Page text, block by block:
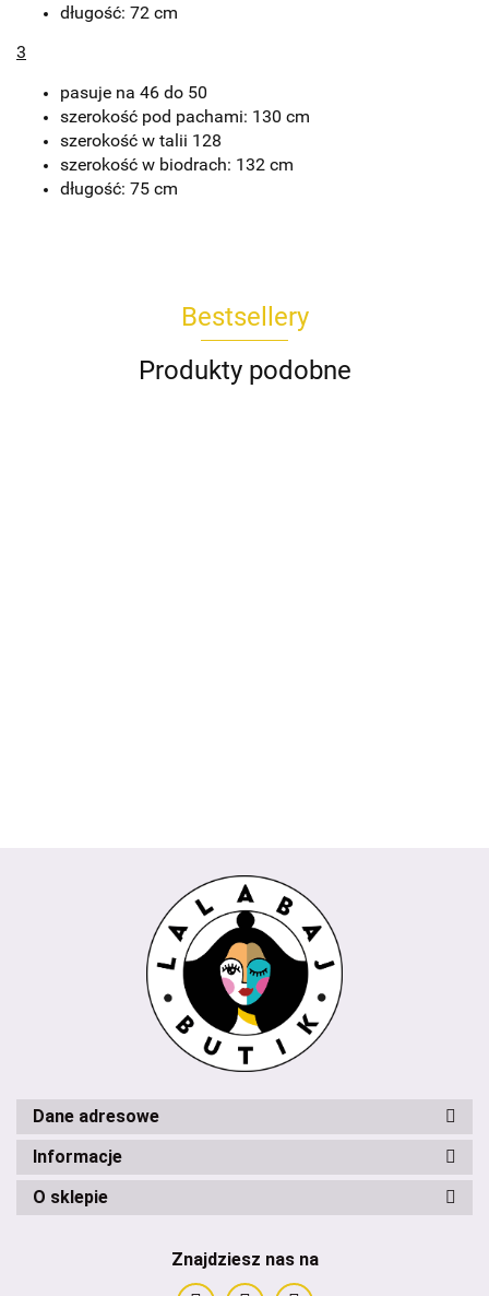
długość: 72 cm
3
pasuje na 46 do 50
szerokość pod pachami: 130 cm
szerokość w talii 128
szerokość w biodrach: 132 cm
długość: 75 cm
Bestsellery
Produkty podobne
Dane adresowe
Informacje
O sklepie
Znajdziesz nas na